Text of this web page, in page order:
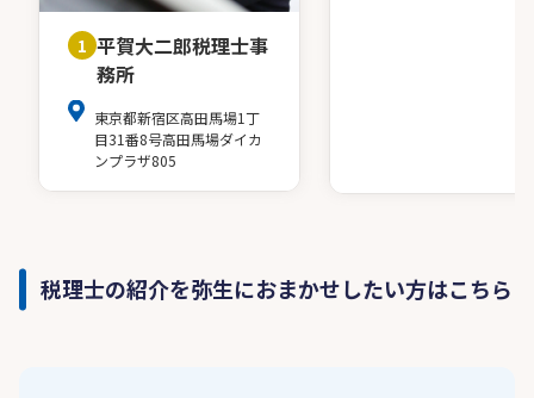
1 平賀大二郎税理士事
務所
東京都新宿区高田馬場1丁
目31番8号高田馬場ダイカ
ンプラザ805
税理士の紹介を弥生におまかせしたい方はこちら